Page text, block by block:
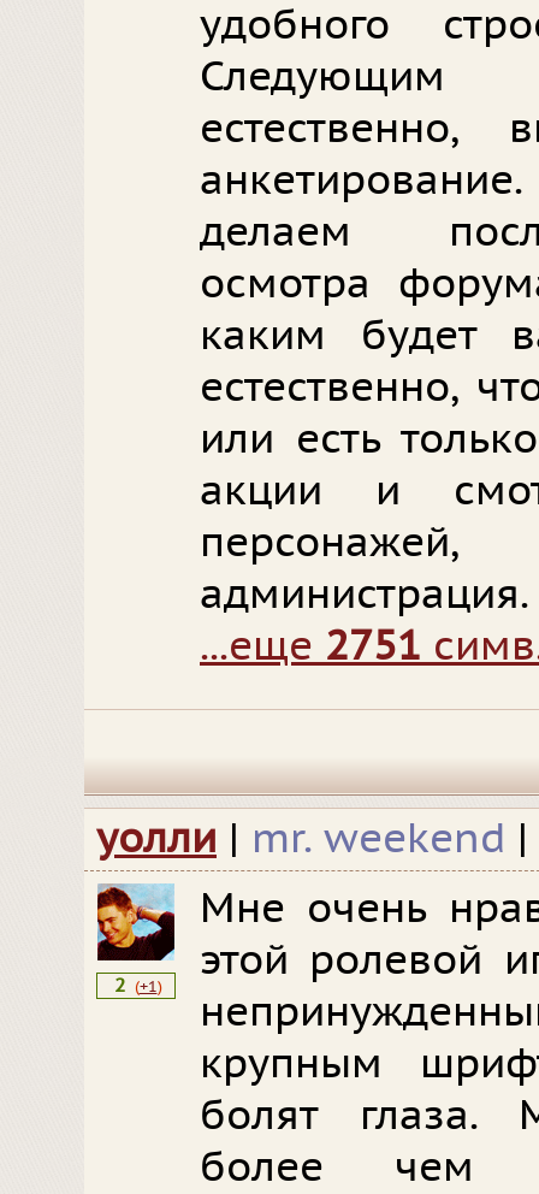
удобного
Следующим
делаем
осмотра
каким будет
естественно,
или есть
акции и
администрация.
...еще 2751
уолли | mr. weekend |
2 (+1)
Мне очень
этой ролевой
крупным
болят глаза.
более чем